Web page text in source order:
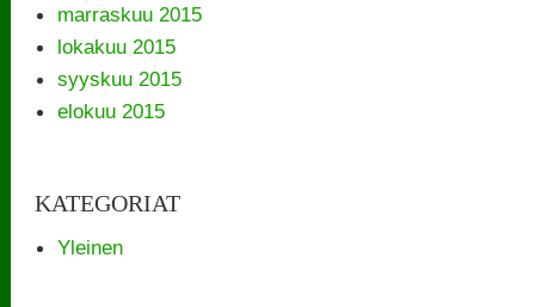
marraskuu 2015
lokakuu 2015
syyskuu 2015
elokuu 2015
KATEGORIAT
Yleinen